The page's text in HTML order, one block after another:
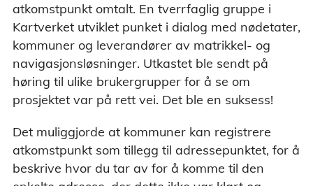
atkomstpunkt omtalt. En tverrfaglig gruppe i
Kartverket utviklet punket i dialog med nødetater,
kommuner og leverandører av matrikkel- og
navigasjonsløsninger. Utkastet ble sendt på
høring til ulike brukergrupper for å se om
prosjektet var på rett vei. Det ble en suksess!
Det muliggjorde at kommuner kan registrere
atkomstpunkt som tillegg til adressepunktet, for å
beskrive hvor du tar av for å komme til den